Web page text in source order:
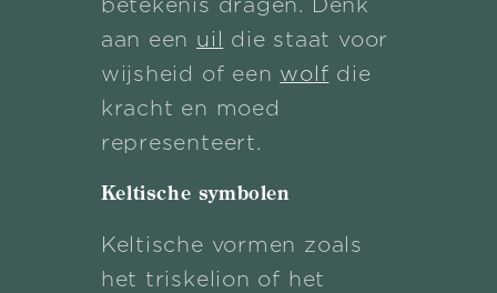
betekenis dragen. Denk
aan een uil
die staat voor
wijsheid of een wolf die
kracht en moed
representeert.
Keltische symbolen
Keltische vormen zoals
het triskelion of het